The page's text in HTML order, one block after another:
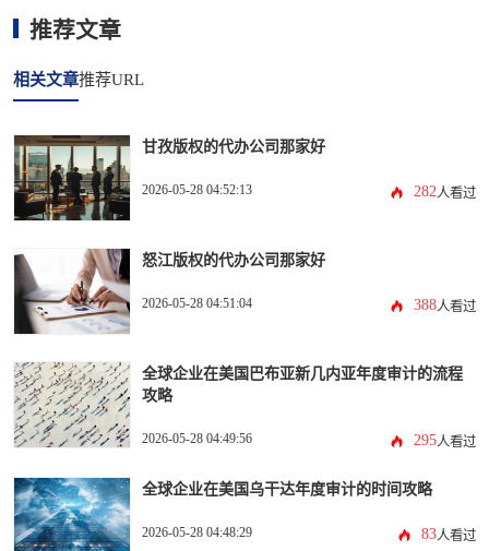
推荐文章
相关文章推荐URL
甘孜版权的代办公司那家好
2026-05-28 04:52:13 282人看过
怒江版权的代办公司那家好
2026-05-28 04:51:04 388人看过
全球企业在美国巴布亚新几内亚年度审计的流程
攻略
2026-05-28 04:49:56 295人看过
全球企业在美国乌干达年度审计的时间攻略
2026-05-28 04:48:29 83人看过